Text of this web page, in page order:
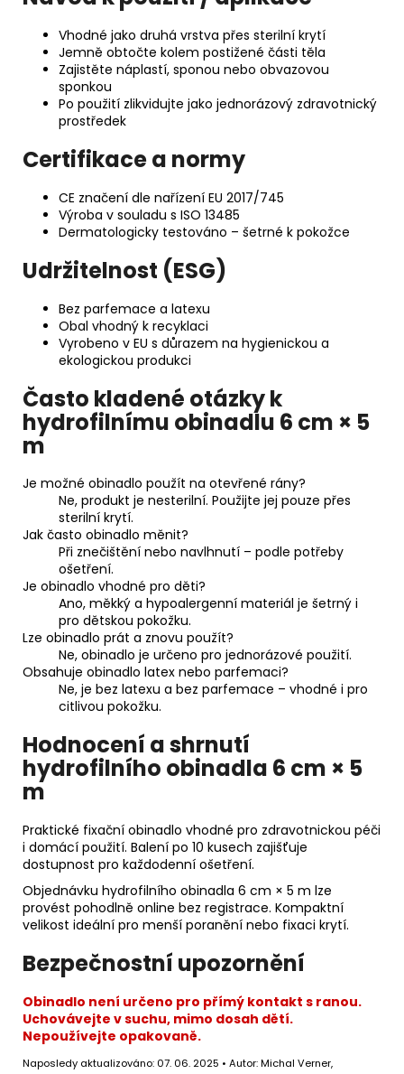
Vhodné jako druhá vrstva přes sterilní krytí
Jemně obtočte kolem postižené části těla
Zajistěte náplastí, sponou nebo obvazovou
sponkou
Po použití zlikvidujte jako jednorázový zdravotnický
prostředek
Certifikace a normy
CE značení dle nařízení EU 2017/745
Výroba v souladu s ISO 13485
Dermatologicky testováno – šetrné k pokožce
Udržitelnost (ESG)
Bez parfemace a latexu
Obal vhodný k recyklaci
Vyrobeno v EU s důrazem na hygienickou a
ekologickou produkci
Často kladené otázky k
hydrofilnímu obinadlu 6 cm × 5
m
Je možné obinadlo použít na otevřené rány?
Ne, produkt je nesterilní. Použijte jej pouze přes
sterilní krytí.
Jak často obinadlo měnit?
Při znečištění nebo navlhnutí – podle potřeby
ošetření.
Je obinadlo vhodné pro děti?
Ano, měkký a hypoalergenní materiál je šetrný i
pro dětskou pokožku.
Lze obinadlo prát a znovu použít?
Ne, obinadlo je určeno pro jednorázové použití.
Obsahuje obinadlo latex nebo parfemaci?
Ne, je bez latexu a bez parfemace – vhodné i pro
citlivou pokožku.
Hodnocení a shrnutí
hydrofilního obinadla 6 cm × 5
m
Praktické fixační obinadlo vhodné pro zdravotnickou péči
i domácí použití. Balení po 10 kusech zajišťuje
dostupnost pro každodenní ošetření.
Objednávku hydrofilního obinadla 6 cm × 5 m lze
provést pohodlně online bez registrace. Kompaktní
velikost ideální pro menší poranění nebo fixaci krytí.
Bezpečnostní upozornění
Obinadlo není určeno pro přímý kontakt s ranou.
Uchovávejte v suchu, mimo dosah dětí.
Nepoužívejte opakovaně.
Naposledy aktualizováno: 07. 06. 2025 • Autor: Michal Verner,